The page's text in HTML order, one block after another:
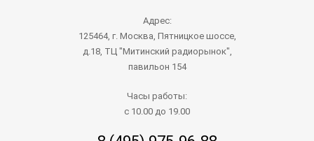
Адрес:
125464, г. Москва, Пятницкое шоссе,
д.18, ТЦ "Митинский радиорынок",
павильон 154
Часы работы:
с 10.00 до 19.00